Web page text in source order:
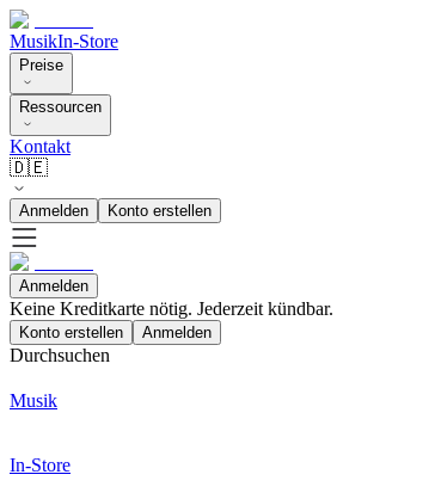
MusikIn-Store
Preise
Ressourcen
Kontakt
🇩🇪
Anmelden Konto erstellen
Anmelden
Keine Kreditkarte nötig. Jederzeit kündbar.
Konto erstellen Anmelden
Durchsuchen
Musik
In-Store